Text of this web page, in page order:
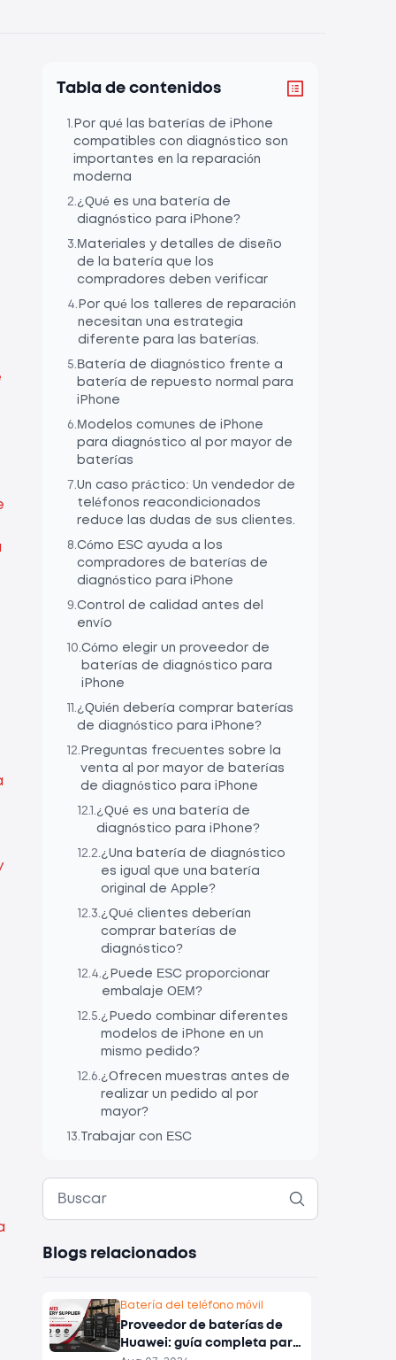
Tabla de contenidos
1 . Por qué las baterías de iPhone
compatibles con diagnóstico son
importantes en la reparación
moderna
2.¿Qué es una batería de
diagnóstico para iPhone?
3. Materiales y detalles de diseño
de la batería que los
compradores deben verificar
4. Por qué los talleres de reparación
necesitan una estrategia
diferente para las baterías.
5. Batería de diagnóstico frente a
batería de repuesto normal para
iPhone
6. Modelos comunes de iPhone
para diagnóstico al por mayor de
baterías
7.Un caso práctico: Un vendedor de
teléfonos reacondicionados
reduce las dudas de sus clientes.
8.Cómo ESC ayuda a los
compradores de baterías de
diagnóstico para iPhone
9.Control de calidad antes del
envío
10.Cómo elegir un proveedor de
baterías de diagnóstico para
iPhone
11 .¿Quién debería comprar baterías
de diagnóstico para iPhone?
12. Preguntas frecuentes sobre la
venta al por mayor de baterías
de diagnóstico para iPhone
12.1 .¿Qué es una batería de
diagnóstico para iPhone?
12.2.¿Una batería de diagnóstico
es igual que una batería
original de Apple?
12.3.¿Qué clientes deberían
comprar baterías de
diagnóstico?
12.4.¿Puede ESC proporcionar
embalaje OEM?
12.5.¿Puedo combinar diferentes
modelos de iPhone en un
mismo pedido?
12.6.¿Ofrecen muestras antes de
realizar un pedido al por
mayor?
13.Trabajar con ESC
Blogs relacionados
Batería del teléfono móvil
Proveedor de baterías de
Huawei: guía completa para